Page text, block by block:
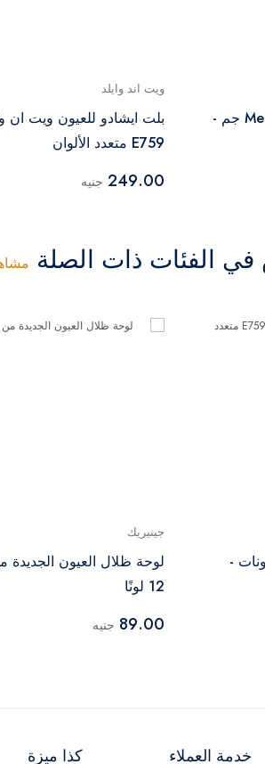
لوحة ظلال العيون الجديدة من Me Now، 6 جم -
ويت اند وايلد
E759 متعدد الألوان
249.00 جنيه
الفئات ذات الصلة
ويت ان وايلد - 10أيقونات -
جينيريك
12 لونًا
89.00 جنيه
خدمة العملاء كذا ميزة